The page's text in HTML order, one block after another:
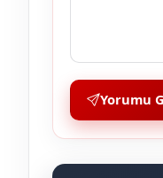
Yorumu